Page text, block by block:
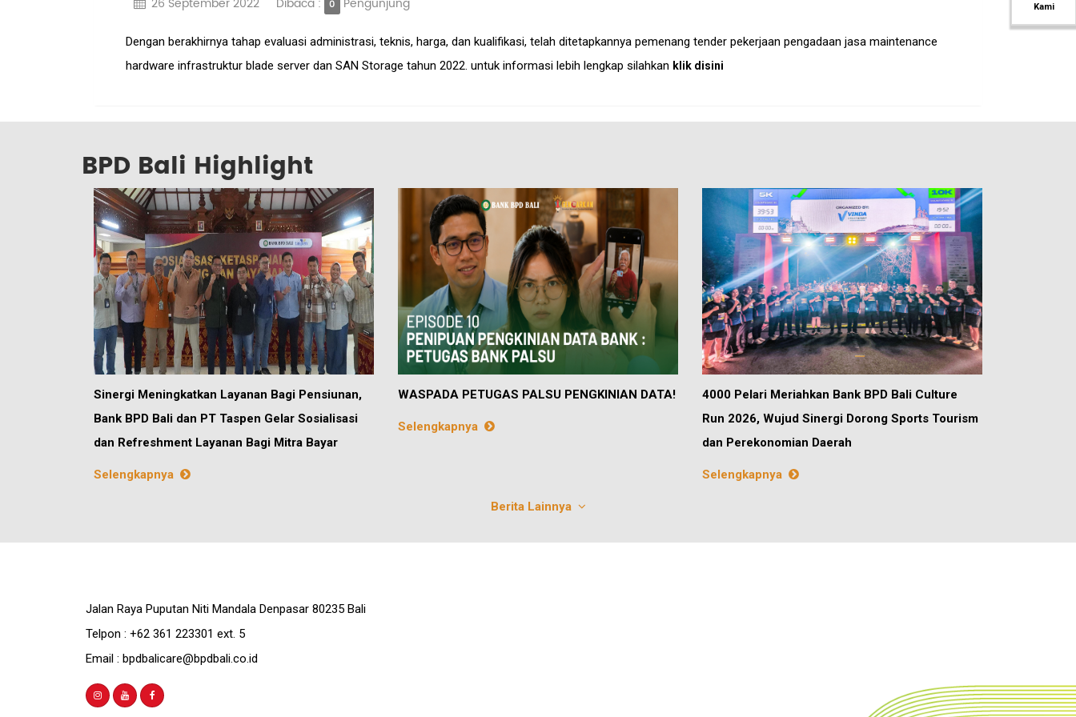
Kami
0
Dengan berakhirnya tahap evaluasi administrasi, teknis, harga, dan kualifikasi, telah ditetapkannya pemenang tender pekerjaan pengadaan jasa maintenance
hardware infrastruktur blade server dan SAN Storage tahun 2022. untuk informasi lebih lengkap silahkan klik disini
BPD Bali Highlight
Sinergi Meningkatkan Layanan Bagi Pensiunan,
Bank BPD Bali dan PT Taspen Gelar Sosialisasi
dan Refreshment Layanan Bagi Mitra Bayar
Selengkapnya
WASPADA PETUGAS PALSU PENGKINIAN DATA!
Selengkapnya
4000 Pelari Meriahkan Bank BPD Bali Culture
Run 2026, Wujud Sinergi Dorong Sports Tourism
dan Perekonomian Daerah
Selengkapnya
Berita Lainnya
Jalan Raya Puputan Niti Mandala Denpasar 80235 Bali
Telpon : +62 361 223301 ext. 5
Email : bpdbalicare@bpdbali.co.id